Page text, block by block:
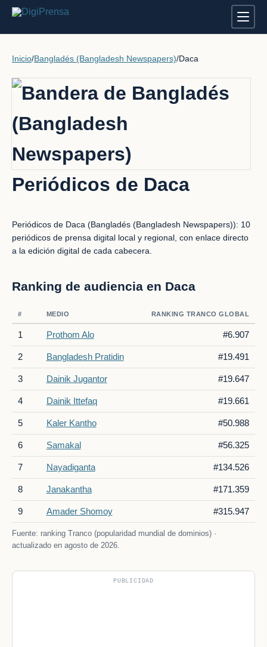
Inicio/Bangladés (Bangladesh Newspapers)/Daca
Periódicos de Daca
Periódicos de Daca (Bangladés (Bangladesh Newspapers)): 10
periódicos de prensa digital local y regional, con enlace directo
a la edición digital de cada cabecera.
Ranking de audiencia en Daca
# MEDIO RANKING TRANCO GLOBAL
1 Prothom Alo #6.907
2 Bangladesh Pratidin #19.491
3 Dainik Jugantor #19.647
4 Dainik Ittefaq #19.661
5 Kaler Kantho #50.988
6 Samakal #56.325
7 Nayadiganta #134.526
8 Janakantha #171.359
9 Amader Shomoy #315.947
Fuente: ranking Tranco (popularidad mundial de dominios) ·
actualizado en agosto de 2026.
PUBLICIDAD